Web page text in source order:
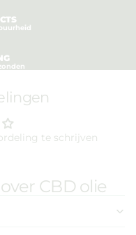
te schrijven
CBD olie